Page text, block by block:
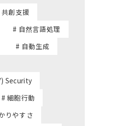
創支援
# 自然言語処理
# 自動生成
Security
# 細胞行動
りやすさ